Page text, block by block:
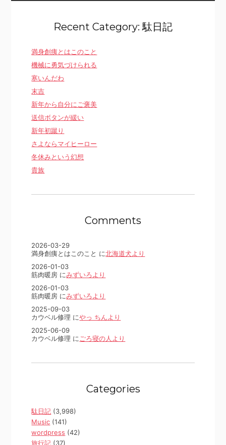
Recent Category: 駄日記
満身創痍とはこのこと
機械に勇気づけられる
寒いんだわ
末吉
新年から自分にご褒美
送信ボタンが緩い
新年初蹴り
さよならマイヒーロー
冬休みという幻想
貴族
Comments
2026-03-29
満身創痍とはこのこと に北海道犬より
2026-01-03
筋肉暖房 にみずいろより
2026-01-03
筋肉暖房 にみずいろより
2025-09-03
カウベル修理 にやっ ちんより
2025-06-09
カウベル修理 に ごろ寝の人より
Categories
駄日記 (3,998)
Music (141)
wordpress (42)
旅行記 (37)